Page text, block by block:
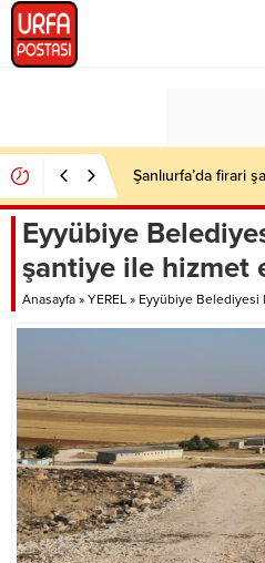
Şanlıurfa’da firari
Eyyübiye
şantiye ile hizmet
Anasayfa » YEREL » Eyyübiye Belediyesi